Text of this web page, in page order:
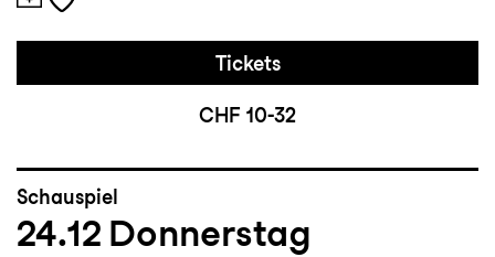
Tickets
CHF 10-32
Schauspiel
24.12 Donnerstag